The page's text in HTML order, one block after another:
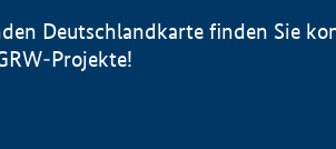
Deutschlandkarte finden Sie
Projekte!